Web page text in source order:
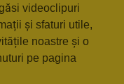
videoclipuri
și sfaturi utile,
noastre și o
pe pagina